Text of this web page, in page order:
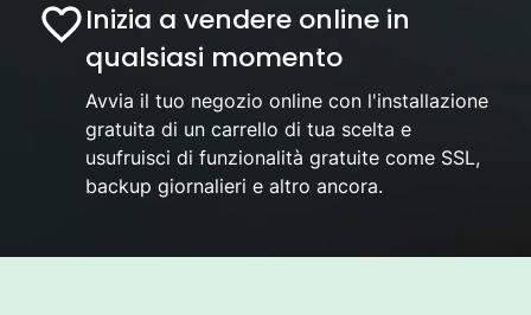
Inizia a vendere online in
qualsiasi momento
Avvia il tuo negozio online con l'installazione
gratuita di un carrello di tua scelta e
usufruisci di funzionalità gratuite come SSL,
backup giornalieri e altro ancora.